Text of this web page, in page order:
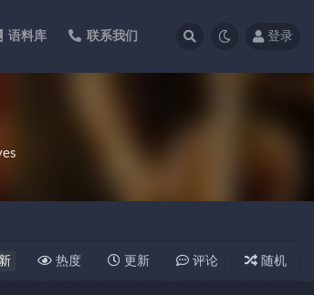
语料库 联系我们 登录
热度 更新 评论 随机